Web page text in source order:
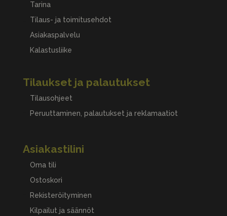
Tarina
Tilaus- ja toimitusehdot
Asiakaspalvelu
Kalastusliike
Tilaukset ja palautukset
Tilausohjeet
Peruuttaminen, palautukset ja reklamaatiot
Asiakastilini
Oma tili
Ostoskori
Rekisteröityminen
Kilpailut ja säännöt